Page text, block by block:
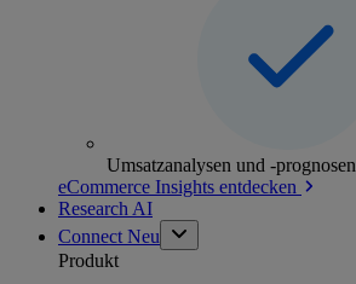
Umsatzanalysen und -prognosen
eCommerce Insights entdecken
Research AI
Connect Neu
Produkt